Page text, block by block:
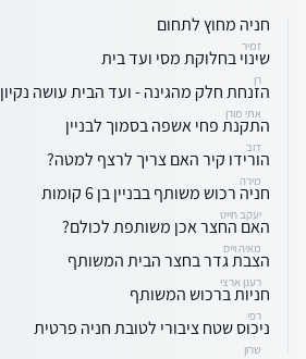
חניה מחוץ לתחום
זמיר
שינוי בחלוקת מסי ועד בית
רן
הזנחת חלק מהגינה - ועד הבית עושה נקיון
אתי מורן
התקנת פחי אשפה בסמוך לבניין
דוב
הורידו קיר האם צריך לרצף למטה?
מירה
חניה רכוש משותף בבניין בן 6 קומות
יעקב חייט
האם החצר אכן משותפת לכולם?
מאיה וייס
הצבת גדר בחצר הבית המשותף
רענן ארצי
חניות ברכוש המשותף
רפי
ניכוס שטח ציבורי לטובת חניה פרטית
שרון